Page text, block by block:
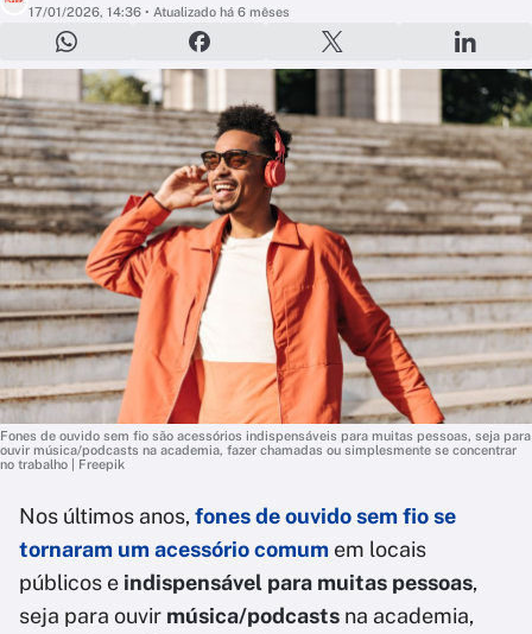
17/01/2026, 14:36 • Atualizado há 6 mêses
Fones de ouvido sem fio são acessórios indispensáveis para muitas pessoas, seja para
ouvir música/podcasts na academia, fazer chamadas ou simplesmente se concentrar
no trabalho | Freepik
Nos últimos anos, fones de ouvido sem fio se
tornaram um acessório comum em locais
públicos e indispensável para muitas pessoas,
seja para ouvir música/podcasts na academia,